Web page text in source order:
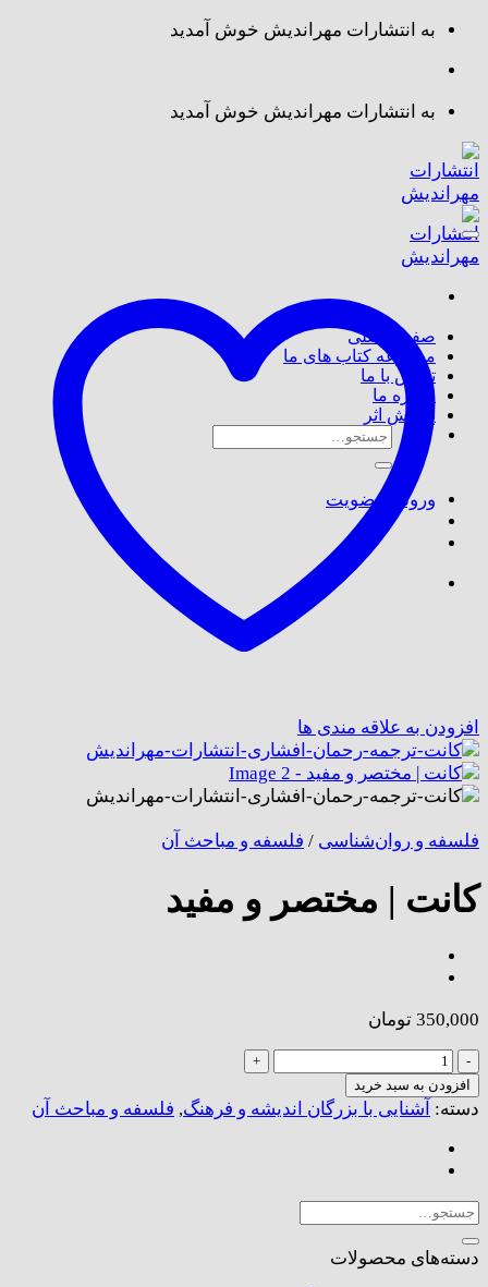
Skip
content
به انتشارات مهراندیش خوش آمدید
به انتشارات مهراندیش خوش آمدید
صفحه اصلی
مجموعه کتاب های ما
تماس با ما
درباره ما
پذیرش اثر
جستجو
برای:
ورود / عضویت
افزودن به علاقه مندی ها
فلسفه و روان‌شناسی / فلسفه و مباحث آن
کانت | مختصر و مفید
350,000 تومان
کانت
|
مختصر
مفید
عدد
افزودن به سبد خرید
دسته: آشنایی با بزرگان اندیشه و فرهنگ, فلسفه و مباحث آن
جستجو
برای:
دسته‌های محصولات